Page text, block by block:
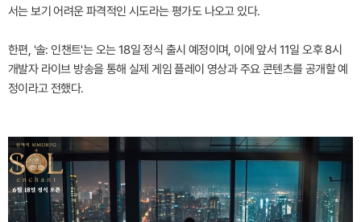
서는 보기 어려운 파격적인 시도라는 평가도 나오고 있다.
한편, '솔: 인챈트'는 오는 18일 정식 출시 예정이며, 이에 앞서 11일 오후 8시
개발자 라이브 방송을 통해 실제 게임 플레이 영상과 주요 콘텐츠를 공개할 예
정이라고 전했다.